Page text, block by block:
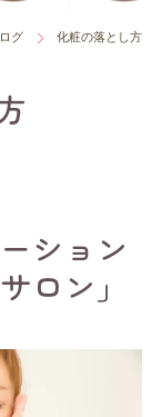
グ 化粧の落とし方
ション
ロン」